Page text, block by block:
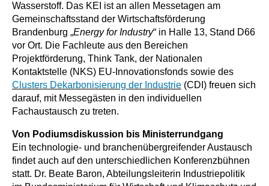
Wasserstoff. Das KEI ist an allen Messetagen am
Gemeinschaftsstand der Wirtschaftsförderung
Brandenburg „Energy for Industry“ in Halle 13, Stand D66
vor Ort. Die Fachleute aus den Bereichen
Projektförderung, Think Tank, der Nationalen
Kontaktstelle (NKS) EU-Innovationsfonds sowie des
Clusters Dekarbonisierung der Industrie (CDI) freuen sich
darauf, mit Messegästen in den individuellen
Fachaustausch zu treten.
Von Podiumsdiskussion bis Ministerrundgang
Ein technologie- und branchenübergreifender Austausch
findet auch auf den unterschiedlichen Konferenzbühnen
statt. Dr. Beate Baron, Abteilungsleiterin Industriepolitik